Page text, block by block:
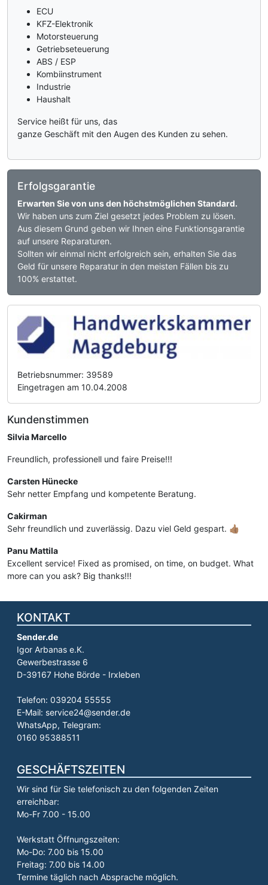
ECU
KFZ-Elektronik
Motorsteuerung
Getriebseteuerung
ABS / ESP
Kombiinstrument
Industrie
Haushalt
Service heißt für uns, das
ganze Geschäft mit den Augen des Kunden zu sehen.
Erfolgsgarantie
Erwarten Sie von uns den höchstmöglichen Standard.
Wir haben uns zum Ziel gesetzt jedes Problem zu lösen.
Aus diesem Grund geben wir Ihnen eine Funktionsgarantie
auf unsere Reparaturen.
Sollten wir einmal nicht erfolgreich sein, erhalten Sie das
Geld für unsere Reparatur in den meisten Fällen bis zu
100% erstattet.
Betriebsnummer: 39589
Eingetragen am 10.04.2008
Kundenstimmen
Silvia Marcello
Freundlich, professionell und faire Preise!!!
Carsten Hünecke
Sehr netter Empfang und kompetente Beratung.
Cakirman
Sehr freundlich und zuverlässig. Dazu viel Geld gespart. 👍🏽
Panu Mattila
Excellent service! Fixed as promised, on time, on budget. What
more can you ask? Big thanks!!!
KONTAKT
Sender.de
Igor Arbanas e.K.
Gewerbestrasse 6
D-39167 Hohe Börde - Irxleben
Telefon: 039204 55555
E-Mail: service24@sender.de
WhatsApp, Telegram:
0160 95388511
GESCHÄFTSZEITEN
Wir sind für Sie telefonisch zu den folgenden Zeiten
erreichbar:
Mo-Fr 7.00 - 15.00
Werkstatt Öffnungszeiten:
Mo-Do: 7.00 bis 15.00
Freitag: 7.00 bis 14.00
Termine täglich nach Absprache möglich.